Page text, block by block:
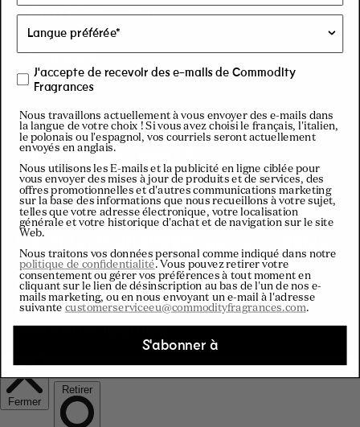
C
o
u
n
t
r
y
/
r
e
g
EUR € | Pays-Bas
Français
© 2026 Commodity . et Commodity
Fragrances.
Tous droits réservés
Confidentialité
Conditions générales de vente
Conditions générales
Avis de non-responsabilité
Mentions légales
J'accepte de recevoir des e-mails de Commodity
Fragrances
Nous travaillons actuellement à vous envoyer des e-mails dans
la langue de votre choix ! Si vous avez choisi le français, l'italien,
le polonais ou l'espagnol, vos courriels seront actuellement
envoyés en anglais.
Nous utilisons les E-mails et la publicité en ligne ciblée pour
vous envoyer des mises à jour de produits et de services, des
offres promotionnelles et d'autres communications marketing
sur la base des informations que nous recueillons à votre sujet,
telles que votre adresse électronique, votre localisation
générale et votre historique d'achat et de navigation sur le site
Web.
Nous traitons vos données personal comme indiqué dans notre
politique de confidentialité. Vous pouvez retirer votre
consentement ou gérer vos préférences à tout moment en
cliquant sur le lien de désinscription au bas de l'un de nos e-
mails marketing, ou en nous envoyant un e-mail à l'adresse
suivante customerserviceeu@commodityfragrances.com.
S'abonner à